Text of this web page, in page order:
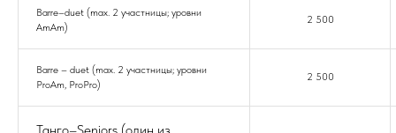
Barre–duet (max. 2 участницы; уровни
AmAm)
2 500
Barre – duet (max. 2 участницы; уровни
ProAm, ProPro)
2 500